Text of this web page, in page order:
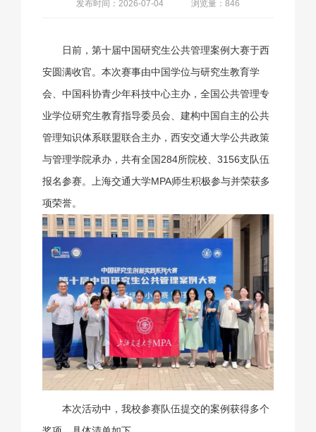
发布时间：2026-07-04 浏览量：846
日前，第十届中国研究生公共管理案例大赛于西
安圆满收官。本次赛事由中国学位与研究生教育学
会、中国科协青少年科技中心主办，全国公共管理专
业学位研究生教育指导委员会、建构中国自主的公共
管理知识体系联盟联合主办，西安交通大学公共政策
与管理学院承办，共有全国284所院校、3156支队伍
报名参赛。上海交通大学MPA师生积极参与并荣获多
项荣誉。
本次活动中，我校参赛队伍提交的案例获得多个